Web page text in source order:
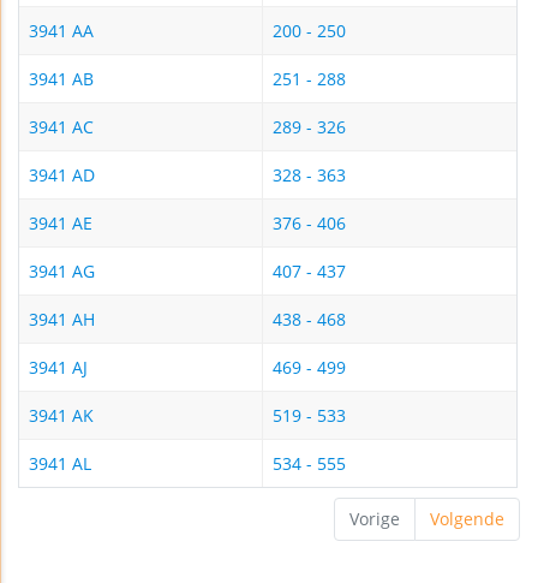
3941 AA 200 - 250
3941 AB 251 - 288
3941 AC 289 - 326
3941 AD 328 - 363
3941 AE 376 - 406
3941 AG 407 - 437
3941 AH 438 - 468
3941 AJ 469 - 499
3941 AK 519 - 533
3941 AL 534 - 555
Vorige Volgende